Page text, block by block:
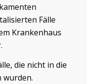
Fälle
Krankenhaus
die nicht in die
wurden.